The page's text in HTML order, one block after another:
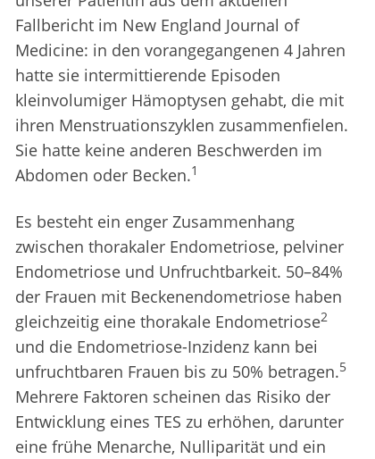
Fallbericht im New England Journal of
Medicine: in den vorangegangenen 4 Jahren
hatte sie intermittierende Episoden
kleinvolumiger Hämoptysen gehabt, die mit
ihren Menstruationszyklen zusammenfielen.
Sie hatte keine anderen Beschwerden im
Abdomen oder Becken.1
Es besteht ein enger Zusammenhang
zwischen thorakaler Endometriose, pelviner
Endometriose und Unfruchtbarkeit. 50–84%
der Frauen mit Beckenendometriose haben
gleichzeitig eine thorakale Endometriose2
und die Endometriose-Inzidenz kann bei
unfruchtbaren Frauen bis zu 50% betragen.5
Mehrere Faktoren scheinen das Risiko der
Entwicklung eines TES zu erhöhen, darunter
eine frühe Menarche, Nulliparität und ein